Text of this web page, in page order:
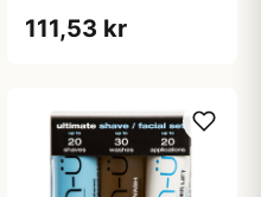
111,53 kr